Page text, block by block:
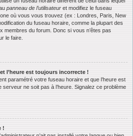
panneau de l’utilisateur et modifiez le fuseau
où vous vous trouvez (ex : Londres, Paris, New
du fuseau horaire, comme la plupart des
membres du forum. Donc si vous n’êtes pas
le faire.
l’heure est toujours incorrecte !
paramétré votre fuseau horaire et que l’heure est
ne soit pas à l’heure. Signalez ce problème
!